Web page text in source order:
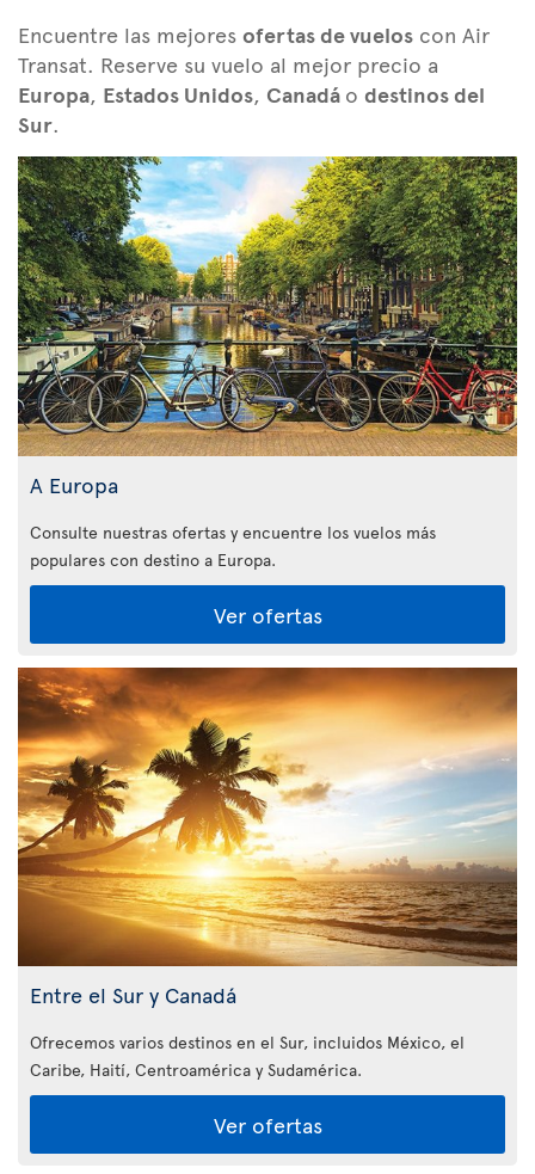
Encuentre las mejores ofertas de vuelos con Air
Transat. Reserve su vuelo al mejor precio a
Europa, Estados Unidos, Canadá o destinos del
Sur.
A Europa
Consulte nuestras ofertas y encuentre los vuelos más
populares con destino a Europa.
Ver ofertas
Entre el Sur y Canadá
Ofrecemos varios destinos en el Sur, incluidos México, el
Caribe, Haití, Centroamérica y Sudamérica.
Ver ofertas